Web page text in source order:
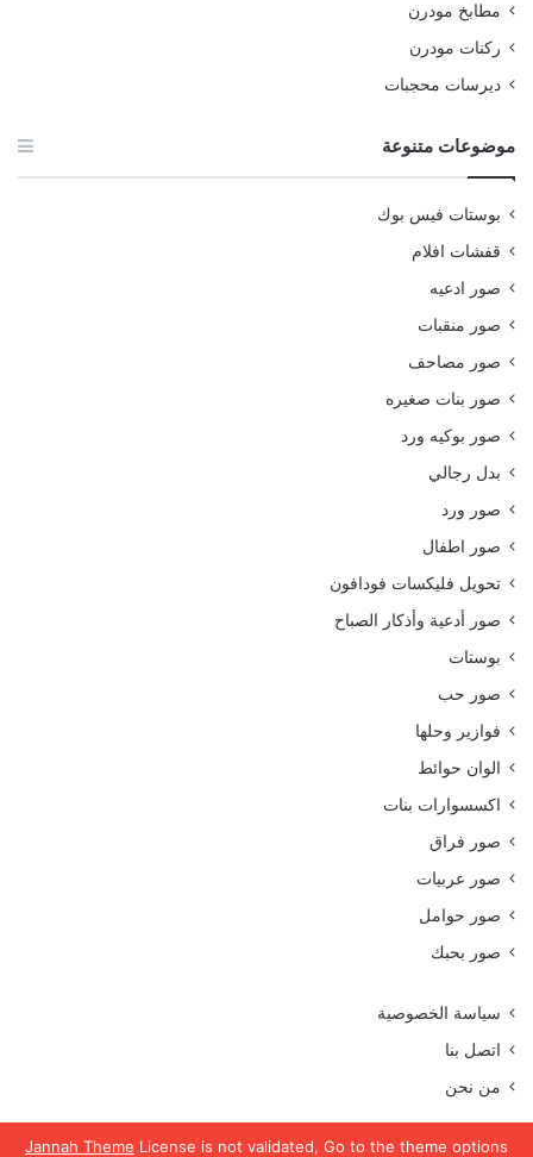
Jannah Theme License is not validated, Go to the theme options
مطابخ مودرن
ركنات مودرن
ديرسات محجبات
موضوعات متنوعة
بوستات فيس بوك
قفشات افلام
صور ادعيه
صور منقبات
صور مصاحف
صور بنات صغيره
صور بوكيه ورد
بدل رجالي
صور ورد
صور اطفال
تحويل فليكسات فودافون
صور أدعية وأذكار الصباح
بوستات
صور حب
فوازير وحلها
الوان حوائط
اكسسوارات بنات
صور فراق
صور عربيات
صور حوامل
صور بحبك
سياسة الخصوصية
اتصل بنا
من نحن